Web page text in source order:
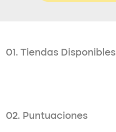
01. Tiendas Disponibles
02. Puntuaciones